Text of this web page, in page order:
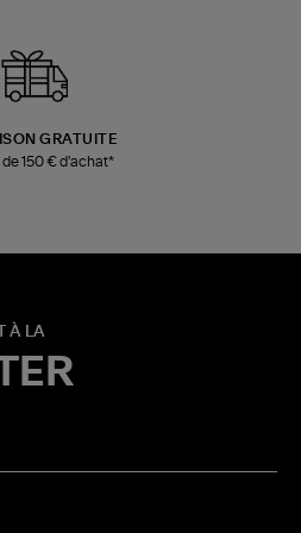
GRATUITE
de 150 € d'achat*
À LA